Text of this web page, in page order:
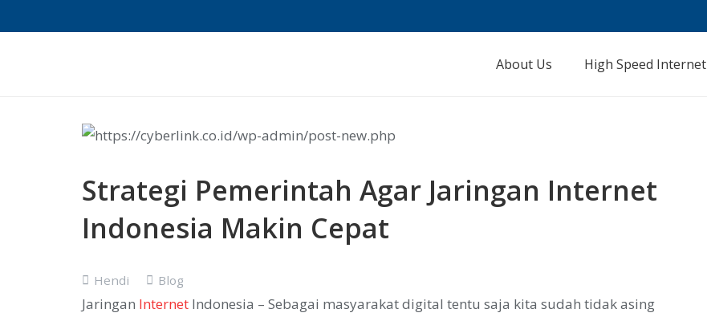
About Us High Speed Internet
Strategi Pemerintah Agar Jaringan Internet
Indonesia Makin Cepat
Hendi Blog
Jaringan Internet Indonesia – Sebagai masyarakat digital tentu saja kita sudah tidak asing